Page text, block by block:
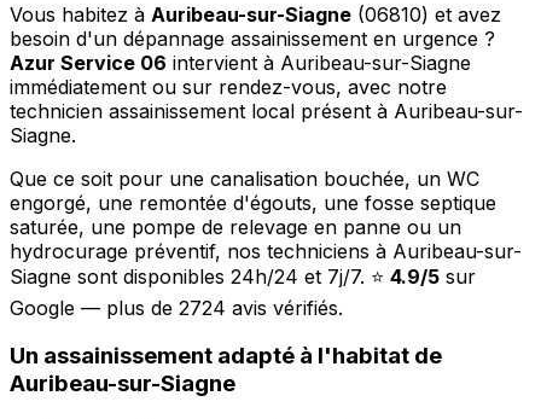
Vous habitez à Auribeau-sur-Siagne (06810) et avez
besoin d'un dépannage assainissement en urgence ?
Azur Service 06 intervient à Auribeau-sur-Siagne
immédiatement ou sur rendez-vous, avec notre
technicien assainissement local présent à Auribeau-sur-
Siagne.
Que ce soit pour une canalisation bouchée, un WC
engorgé, une remontée d'égouts, une fosse septique
saturée, une pompe de relevage en panne ou un
hydrocurage préventif, nos techniciens à Auribeau-sur-
Siagne sont disponibles 24h/24 et 7j/7. ⭐ 4.9/5 sur
Google — plus de 2724 avis vérifiés.
Un assainissement adapté à l'habitat de
Auribeau-sur-Siagne